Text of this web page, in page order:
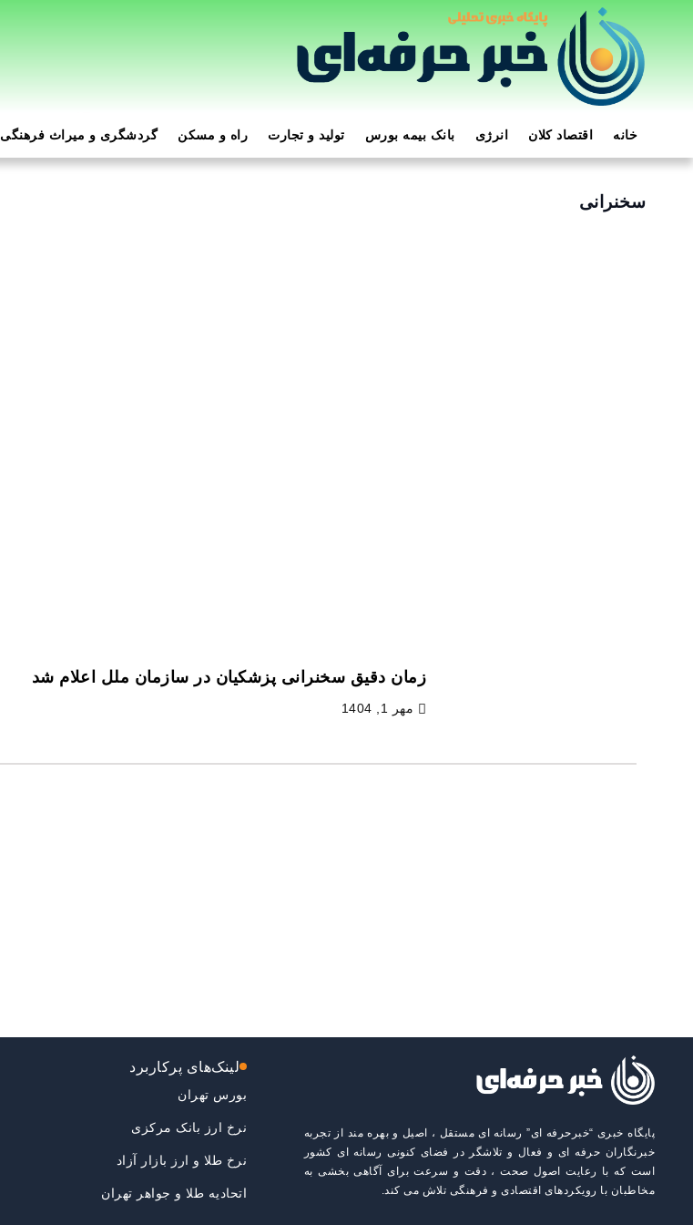
خانه اقتصاد کلان انرژی بانک بیمه بورس تولید و تجارت راه و مسکن گردشگری و میراث فرهنگی
سخنرانی
زمان دقیق سخنرانی پزشکیان در سازمان ملل اعلام شد
مهر 1, 1404
پایگاه خبری “خبرحرفه ای” رسانه ای مستقل ، اصیل و بهره مند از تجربه
خبرنگاران حرفه ای و فعال و تلاشگر در فضای کنونی رسانه ای کشور
است که با رعایت اصول صحت ، دقت و سرعت برای آگاهی بخشی به
مخاطبان با رویکردهای اقتصادی و فرهنگی تلاش می کند.
لینک‌های پرکاربرد
بورس تهران
نرخ ارز بانک مرکزی
نرخ طلا و ارز بازار آزاد
اتحادیه طلا و جواهر تهران